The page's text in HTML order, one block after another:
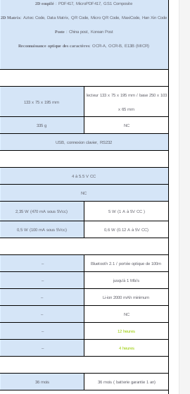
2D empilé : PDF417, MicroPDF417, GS1 Composite
2D Matrix: Aztec Code, Data Matrix, QR Code, Micro QR Code, MaxiCode, Han Xin Code
Poste: China post, Korean Post
Reconnaissance optique des caractères: OCR-A, OCR-B, E13B (MICR)
133 x 75 x 195 mm
lecteur 133 x 75 x 195 mm / base 250 x 103
x 65 mm
335 g NC
USB, connexion clavier, RS232
4 à 5.5 V CC
NC
2,35 W (470 mA sous 5Vcc) 5 W (1 A à 5V CC )
0,5 W (100 mA sous 5Vcc) 0,6 W (0.12 A à 5V CC)
– Bluetooth 2.1 / portée optique de 100m
– jusqu’à 1 Mb/s
– Li-ion 2000 mAh minimum
– NC
– 12 heures
– 4 heures
36 mois 36 mois ( batterie garantie 1 an)